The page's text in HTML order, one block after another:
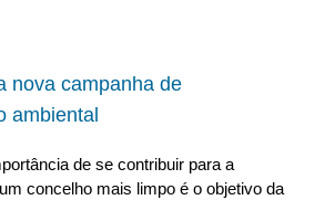
nova campanha de
ambiental
de se contribuir para a
concelho mais limpo é o objetivo da